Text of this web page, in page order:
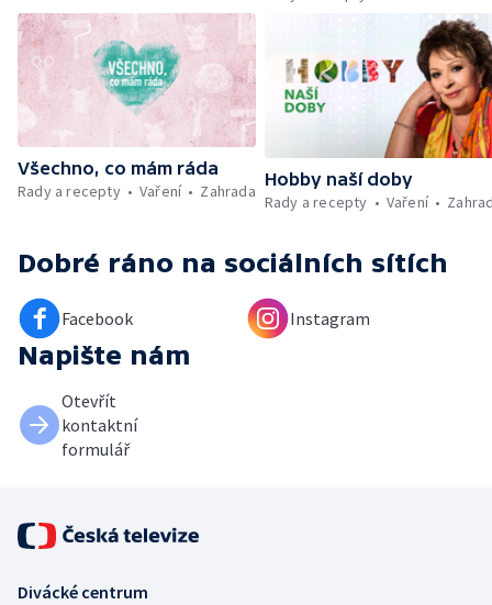
Umělecký festival Pohoda 2026 —
Vyhodnocení ankety + ČT tipy —
Vyhodnocení divácké soutěže — Práce
záchranářů v létě
Všechno, co mám ráda
Rady a recepty
Vaření Zahrada
Hobby naší doby
Rady a recepty
Vaření
Dobré ráno na sociálních sítích
Facebook Instagram
Napište nám
Otevřít
kontaktní
formulář
Divácké centrum